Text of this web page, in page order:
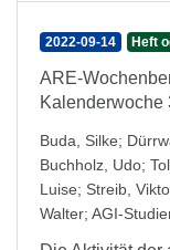
2022-09-14 Heft
ARE-
Kalenderwoche
Buda, Silke;
Buchholz, Udo;
Luise; Streib,
Walter; AGI-